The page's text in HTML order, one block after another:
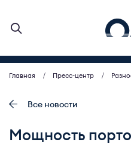
Главная Пресс-центр
Все новости
Мощность